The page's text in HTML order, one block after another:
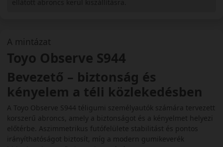
A mintázat
Toyo Observe S944
Bevezető – biztonság és
kényelem a téli közlekedésben
A Toyo Observe S944 téligumi személyautók számára tervezett
korszerű abroncs, amely a biztonságot és a kényelmet helyezi
előtérbe. Aszimmetrikus futófelülete stabilitást és pontos
irányíthatóságot biztosít, míg a modern gumikeverék